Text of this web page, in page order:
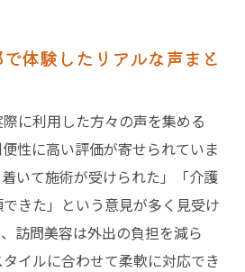
容のメリット解説
リットを自宅利用で徹底解説
る訪問美容の安心ポイント紹
で自宅美容が選ばれる理由
体験したリアルな声まと
に利用した方々の声を集める
性に高い評価が寄せられていま
いて施術が受けられた」「介護
きた」という意見が多く見受け
訪問美容は外出の負担を減ら
イルに合わせて柔軟に対応でき